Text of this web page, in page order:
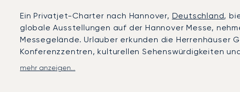
Ein Privatjet-Charter nach Hannover, Deutschland,
globale Ausstellungen auf der Hannover Messe,
Messegelände. Urlauber erkunden die Herrenhäuser
Konferenzzentren, kulturellen Sehenswürdigkeiten
LunaJets arrangiert Privatflüge zum Flughafen
mehr anzeigen...